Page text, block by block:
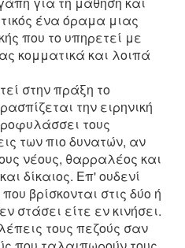
ένα όραμα μιας
που το υπηρετεί με
κομματικά και λοιπά
στην πράξη το
την ειρηνική
τους
των πιο δυνατών, αν
νέους, θαρραλέος και
δίκαιος. Επ' ουδενί
βρίσκονται στις δύο ή
στάσει είτε εν κινήσει.
τους πεζούς σαν